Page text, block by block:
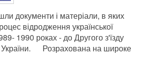
документи і матеріали, в яких
відродження української
1990 роках - до Другого з'їзду
України. Розрахована на широке